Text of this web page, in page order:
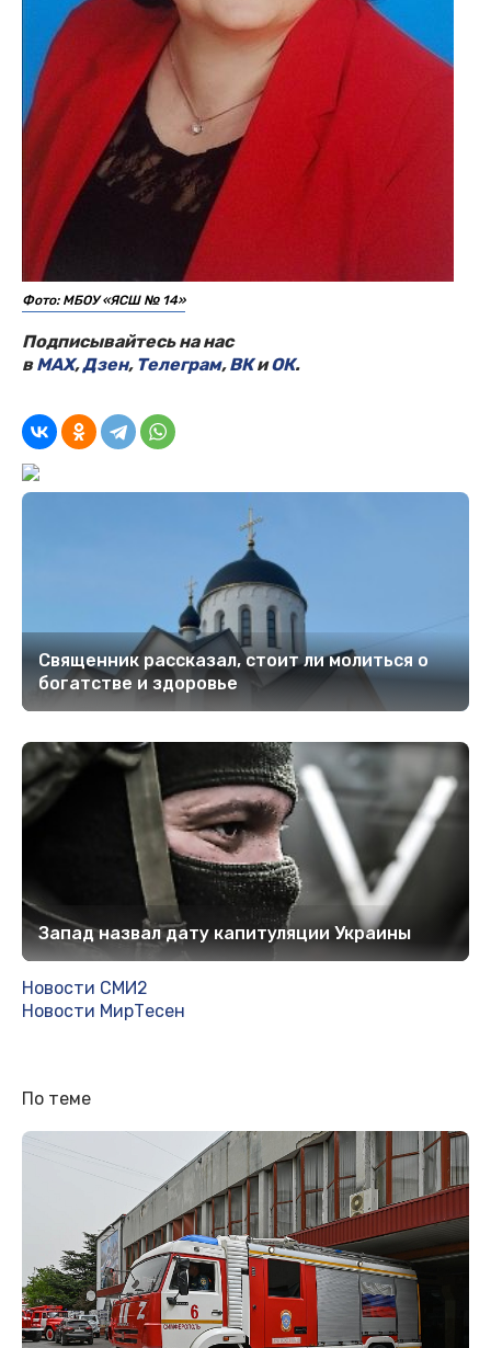
Фото: МБОУ «ЯСШ № 14»
Подписывайтесь на нас
вMAX,Дзен, Телеграм,ВКиОК.
Священник рассказал, стоит ли молиться о
богатстве и здоровье
Запад назвал дату капитуляции Украины
Новости СМИ2
Новости МирТесен
По теме